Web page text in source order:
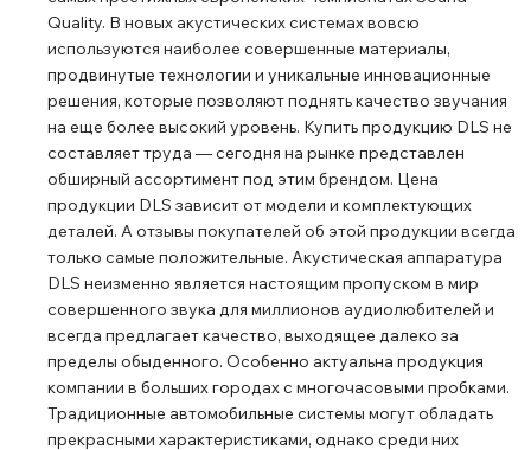
Quality. В новых акустических системах вовсю
используются наиболее совершенные материалы,
продвинутые технологии и уникальные инновационные
решения, которые позволяют поднять качество звучания
на еще более высокий уровень. Купить продукцию DLS не
составляет труда ― сегодня на рынке представлен
обширный ассортимент под этим брендом. Цена
продукции DLS зависит от модели и комплектующих
деталей. А отзывы покупателей об этой продукции всегда
только самые положительные. Акустическая аппаратура
DLS неизменно является настоящим пропуском в мир
совершенного звука для миллионов аудиолюбителей и
всегда предлагает качество, выходящее далеко за
пределы обыденного. Особенно актуальна продукция
компании в больших городах с многочасовыми пробками.
Традиционные автомобильные системы могут обладать
прекрасными характеристиками, однако среди них